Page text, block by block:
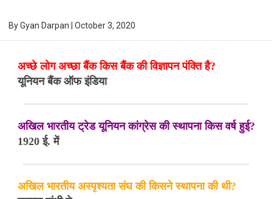
ByGyan Darpan October 3, 2020
अच्छे लोग अच्छा बैंक किस बैंक की विज्ञापन पंक्ति है?
यूनियन बैंक ऑफ इंडिया
अखिल भारतीय ट्रेड यूनियन कांग्रेस की स्थापना किस वर्ष हुई?
1920 ई. में
अखिल भारतीय अस्पृश्यता संघ की किसने स्थापना की थी?